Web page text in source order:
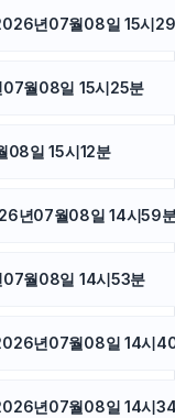
카드현금화
년07월08일 15시
07월08일 15시25분
08일 15시12분
년07월08일 14시59
07월08일 14시53분
년07월08일 14시
년07월08일 14시